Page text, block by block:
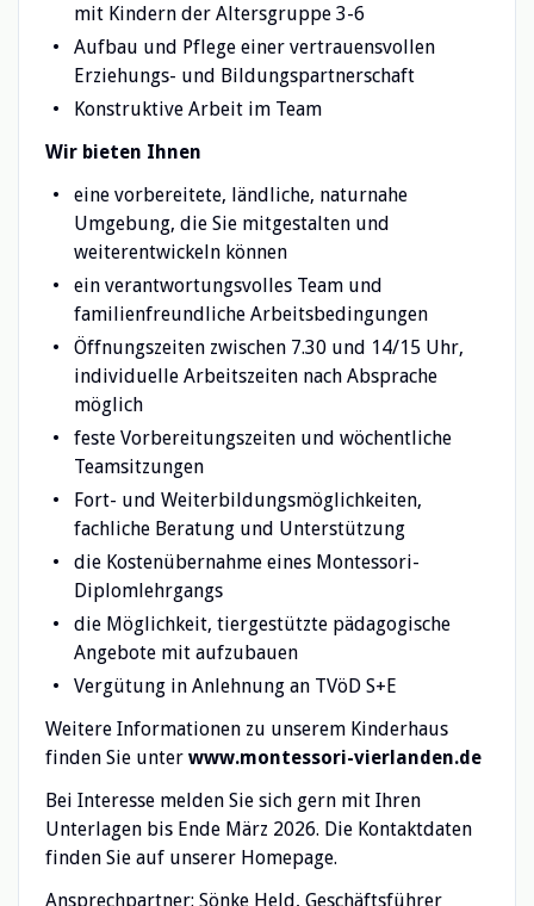
mit Kindern der Altersgruppe 3-6
Aufbau und Pflege einer vertrauensvollen
Erziehungs- und Bildungspartnerschaft
Konstruktive Arbeit im Team
Wir bieten Ihnen
eine vorbereitete, ländliche, naturnahe
Umgebung, die Sie mitgestalten und
weiterentwickeln können
ein verantwortungsvolles Team und
familienfreundliche Arbeitsbedingungen
Öffnungszeiten zwischen 7.30 und 14/15 Uhr,
individuelle Arbeitszeiten nach Absprache
möglich
feste Vorbereitungszeiten und wöchentliche
Teamsitzungen
Fort- und Weiterbildungsmöglichkeiten,
fachliche Beratung und Unterstützung
die Kostenübernahme eines Montessori-
Diplomlehrgangs
die Möglichkeit, tiergestützte pädagogische
Angebote mit aufzubauen
Vergütung in Anlehnung an TVöD S+E
Weitere Informationen zu unserem Kinderhaus
finden Sie unter www.montessori-vierlanden.de
Bei Interesse melden Sie sich gern mit Ihren
Unterlagen bis Ende März 2026. Die Kontaktdaten
finden Sie auf unserer Homepage.
Ansprechpartner: Sönke Held, Geschäftsführer